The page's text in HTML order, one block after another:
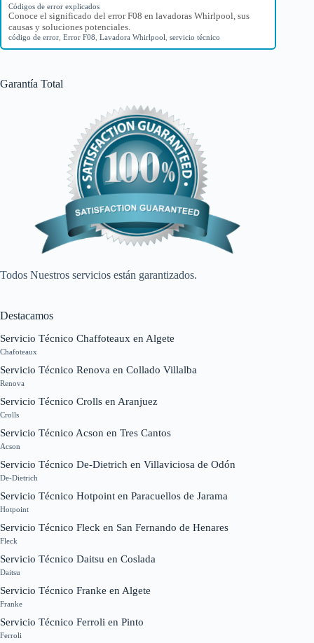
Códigos de error explicados
Conoce el significado del error F08 en lavadoras Whirlpool, sus
causas y soluciones potenciales.
código de error Error F08 Lavadora Whirlpool servicio técnico
Garantía Total
Todos Nuestros servicios están garantizados.
Destacamos
Servicio Técnico Chaffoteaux en Algete
Chafoteaux
Servicio Técnico Renova en Collado Villalba
Renova
Servicio Técnico Crolls en Aranjuez
Crolls
Servicio Técnico Acson en Tres Cantos
Acson
Servicio Técnico De-Dietrich en Villaviciosa de Odón
De-Dietrich
Servicio Técnico Hotpoint en Paracuellos de Jarama
Hotpoint
Servicio Técnico Fleck en San Fernando de Henares
Fleck
Servicio Técnico Daitsu en Coslada
Daitsu
Servicio Técnico Franke en Algete
Franke
Servicio Técnico Ferroli en Pinto
Ferroli